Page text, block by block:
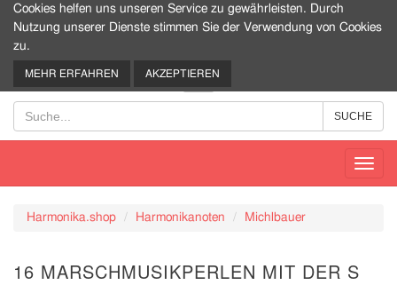
0
Harmonika.shop Harmonikanoten Michlbauer
16 MARSCHMUSIKPERLEN MIT DER S
Cookies helfen uns unseren Service zu gewährleisten. Durch
Nutzung unserer Dienste stimmen Sie der Verwendung von Cookies
zu.
MEHR ERFAHREN AKZEPTIEREN